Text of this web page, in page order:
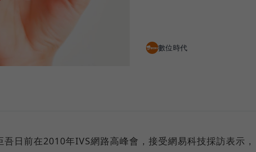
數位時代
日前在2010年IVS網路高峰會，接受網易科技採訪表示，